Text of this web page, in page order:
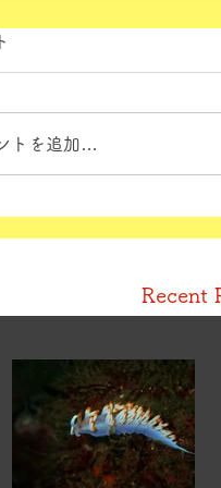
トを追加…
Recent